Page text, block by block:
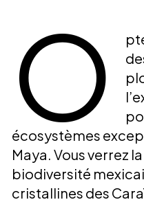
O
écosystèmes
Maya. Vous verrez
biodiversité
cristallines des